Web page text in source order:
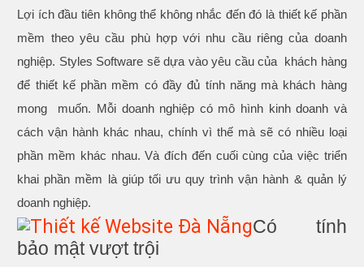
Lợi ích đầu tiên không thể không nhắc đến đó là thiết kế phần
mềm theo yêu cầu phù hợp với nhu cầu riêng của doanh
nghiệp. Styles Software sẽ dựa vào yêu cầu của khách hàng
để thiết kế phần mềm có đầy đủ tính năng mà khách hàng
mong muốn. Mỗi doanh nghiệp có mô hình kinh doanh và
cách vận hành khác nhau, chính vì thế mà sẽ có nhiều loại
phần mềm khác nhau. Và đích đến cuối cùng của việc triển
khai phần mềm là giúp tối ưu quy trình vận hành & quản lý
doanh nghiệp.
Có tính
bảo mật vượt trội